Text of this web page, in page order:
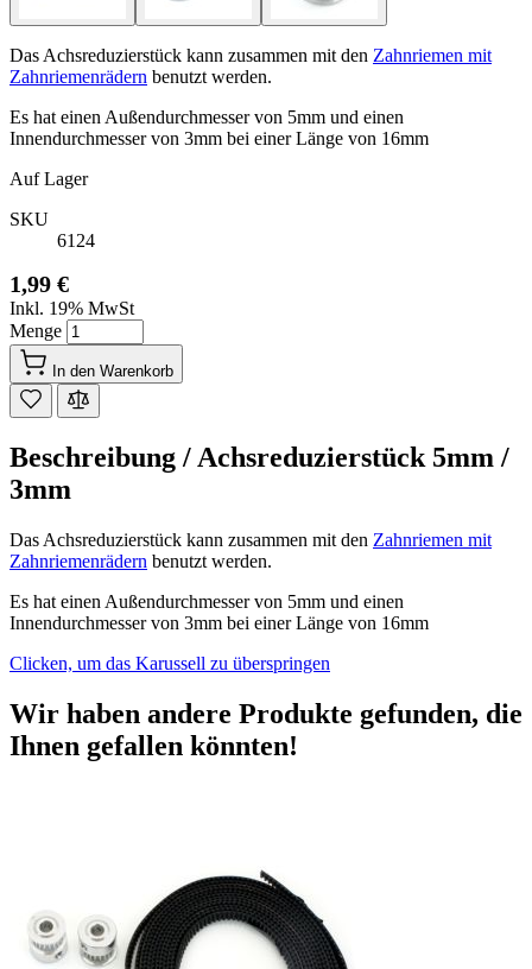
Das Achsreduzierstück kann zusammen mit den Zahnriemen mit
Zahnriemenrädern benutzt werden.
Es hat einen Außendurchmesser von 5mm und einen
Innendurchmesser von 3mm bei einer Länge von 16mm
Auf Lager
SKU
6124
1,99 €
Inkl. 19% MwSt
Menge
In den Warenkorb
Beschreibung / Achsreduzierstück 5mm /
3mm
Das Achsreduzierstück kann zusammen mit den Zahnriemen mit
Zahnriemenrädern benutzt werden.
Es hat einen Außendurchmesser von 5mm und einen
Innendurchmesser von 3mm bei einer Länge von 16mm
Clicken, um das Karussell zu überspringen
Wir haben andere Produkte gefunden, die
Ihnen gefallen könnten!